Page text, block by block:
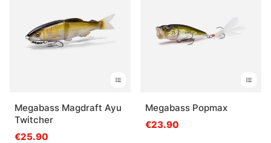
Megabass Magdraft Ayu
Twitcher
€25.90
Megabass Popmax
€23.90